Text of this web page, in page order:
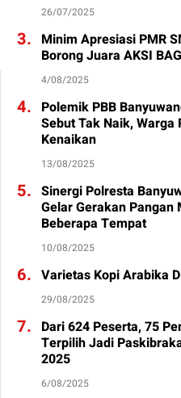
26/07/2025
3. Minim Apresiasi PMR
Borong Juara AKSI
4/08/2025
4. Polemik PBB
Sebut Tak Naik, Warga
Kenaikan
13/08/2025
5. Sinergi Polresta
Gelar Gerakan Pangan
Beberapa Tempat
10/08/2025
6. Varietas Kopi Arabika
29/08/2025
7. Dari 624 Peserta, 75
Terpilih Jadi
2025
6/08/2025